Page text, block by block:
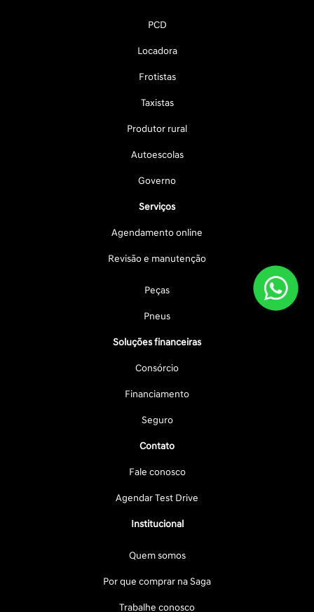
PCD
Locadora
Frotistas
Taxistas
Produtor rural
Autoescolas
Governo
Serviços
Agendamento online
Revisão e manutenção
Peças
Pneus
Soluções financeiras
Consórcio
Financiamento
Seguro
Contato
Fale conosco
Agendar Test Drive
Institucional
Quem somos
Por que comprar na Saga
Trabalhe conosco